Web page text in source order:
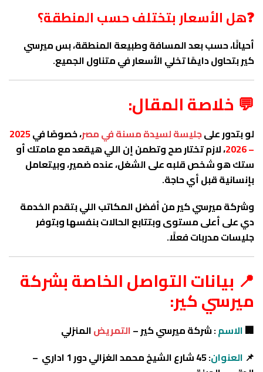
❓هل الأسعار بتختلف حسب المنطقة؟
أحيانًا، حسب بعد المسافة وطبيعة المنطقة، بس ميرسي
كير بتحاول دايمًا تخلي الأسعار في متناول الجميع.
💬 خلاصة المقال:
لو بتدور علىجليسة لسيدة مسنة في مصر، خصوصًا في2025
– 2026
، لازم تختار صح وتطمن إن اللي هيقعد مع مامتك أو
ستك هو شخص قلبه على الشغل، عنده ضمير، وبيتعامل
بإنسانية قبل أي حاجة.
وشركة ميرسي كير من أفضل المكاتب اللي بتقدم الخدمة
دي على أعلى مستوى وبتتابع الحالات بنفسها وبتوفر
جليسات مدربات فعلًا.
📍 بيانات التواصل الخاصة بشركة
ميرسي كير:
🏢الاسم: شركة ميرسي كير –التمريضالمنزلي
📌 العنوان
: 45 شارع الشيخ محمد الغزالي دور 1 اداري –